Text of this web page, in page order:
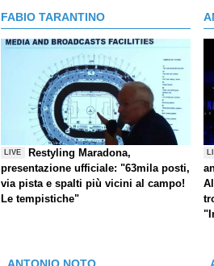
FABIO TARANTINO
LIVE
Restyling Maradona,
presentazione ufficiale: "63mila posti,
via pista e spalti più vicini al campo!
Le tempistiche"